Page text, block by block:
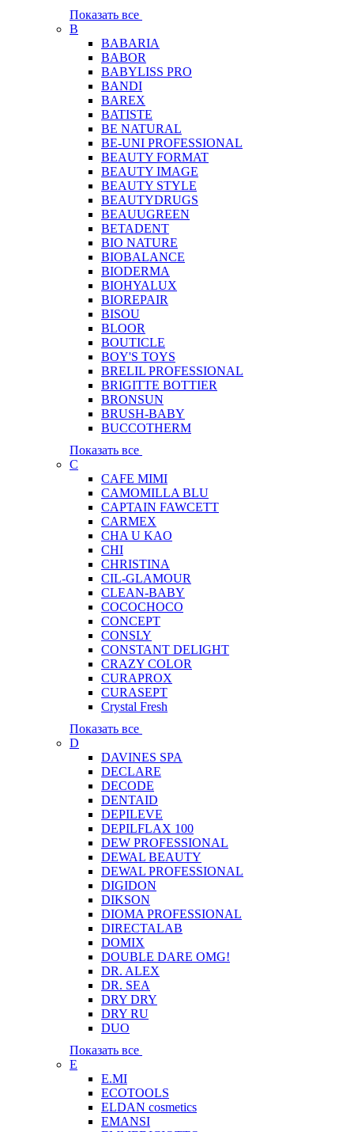
Показать все
B
BABARIA
BABOR
BABYLISS PRO
BANDI
BAREX
BATISTE
BE NATURAL
BE-UNI PROFESSIONAL
BEAUTY FORMAT
BEAUTY IMAGE
BEAUTY STYLE
BEAUTYDRUGS
BEAUUGREEN
BETADENT
BIO NATURE
BIOBALANCE
BIODERMA
BIOHYALUX
BIOREPAIR
BISOU
BLOOR
BOUTICLE
BOY'S TOYS
BRELIL PROFESSIONAL
BRIGITTE BOTTIER
BRONSUN
BRUSH-BABY
BUCCOTHERM
Показать все
C
CAFE MIMI
CAMOMILLA BLU
CAPTAIN FAWCETT
CARMEX
CHA U KAO
CHI
CHRISTINA
CIL-GLAMOUR
CLEAN-BABY
COCOCHOCO
CONCEPT
CONSLY
CONSTANT DELIGHT
CRAZY COLOR
CURAPROX
CURASEPT
Crystal Fresh
Показать все
D
DAVINES SPA
DECLARE
DECODE
DENTAID
DEPILEVE
DEPILFLAX 100
DEW PROFESSIONAL
DEWAL BEAUTY
DEWAL PROFESSIONAL
DIGIDON
DIKSON
DIOMA PROFESSIONAL
DIRECTALAB
DOMIX
DOUBLE DARE OMG!
DR. ALEX
DR. SEA
DRY DRY
DRY RU
DUO
Показать все
E
E.MI
ECOTOOLS
ELDAN cosmetics
EMANSI